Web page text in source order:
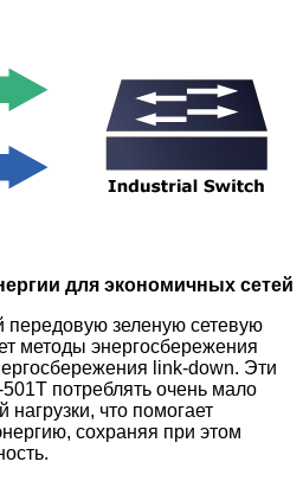
для экономичных сетей
передовую зеленую сетевую
методы энергосбережения
link-down. Эти
501T потреблять очень мало
что помогает
сохраняя при этом